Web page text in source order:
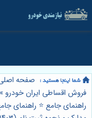
صفحه
فروش اقساطی ایران خودرو »
راهنمای جامع ⭐️ راهنمای